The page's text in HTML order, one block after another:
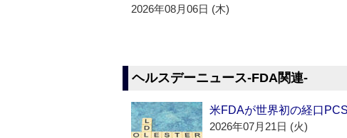
2026年08月06日 (木)
ヘルスデーニュース‐FDA関連‐
米FDAが世界初の経口
2026年07月21日 (火)